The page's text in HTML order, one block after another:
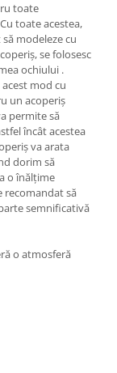
toate
toate acestea,
modeleze cu
se folosesc
ochiului .
mod cu
un acoperiș
permite să
încât acestea
va arata
dorim să
o înălțime
recomandat să
semnificativă
o atmosferă